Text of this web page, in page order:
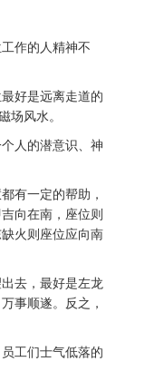
作的人精神不
好是远离走道的
风水。
人的潜意识、神
有一定的帮助，
向在南，座位则
火则座位应向南
去，最好是左龙
事顺遂。反之，
工们士气低落的